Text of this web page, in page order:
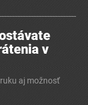
v
aj možnosť